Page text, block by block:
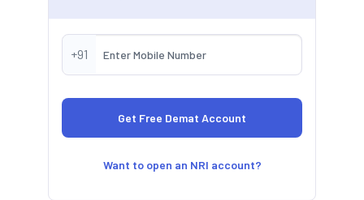
+91
Want to open an NRI account?